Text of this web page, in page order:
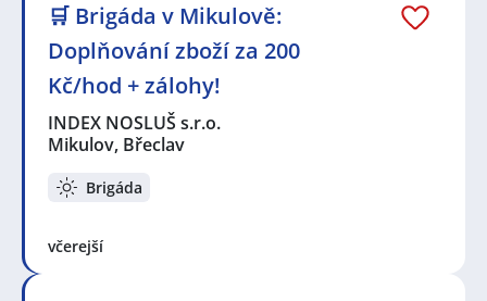
🛒 Brigáda v Mikulově:
Doplňování zboží za 200
Kč/hod + zálohy!
INDEX NOSLUŠ s.r.o.
Mikulov, Břeclav
Brigáda
včerejší